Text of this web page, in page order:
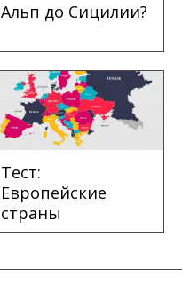
Альп до Сицилии?
Тест:
Европейские
страны